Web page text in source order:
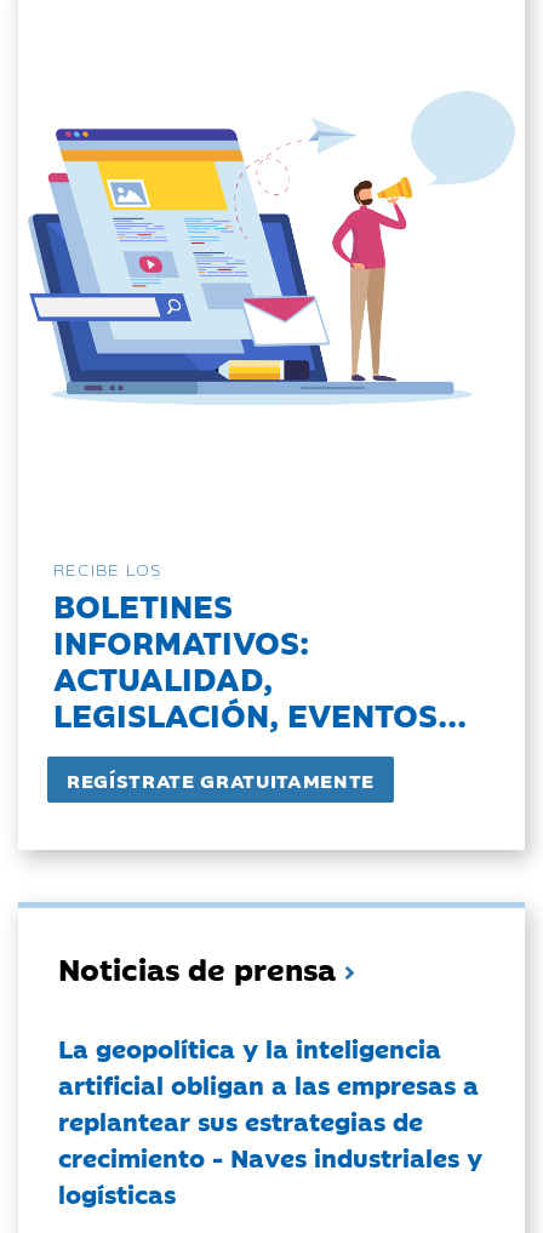
RECIBE LOS
BOLETINES
INFORMATIVOS:
ACTUALIDAD,
LEGISLACIÓN, EVENTOS...
Noticias de prensa
La geopolítica y la inteligencia
artificial obligan a las empresas a
replantear sus estrategias de
crecimiento - Naves industriales y
logísticas